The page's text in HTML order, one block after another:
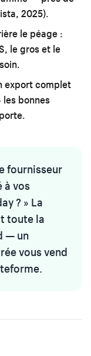
2025).
le péage :
le gros et le
export complet
bonnes
fournisseur
à vos
? » La
toute la
— un
vous vend